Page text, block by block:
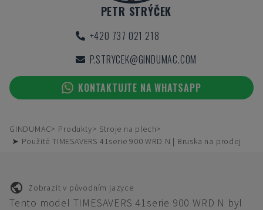
PETR STRÝČEK
+420 737 021 218
P.STRYCEK@GINDUMAC.COM
KONTAKTUJTE NA WHATSAPP
GINDUMAC Produkty
Stroje na plech
➤ Použité TIMESAVERS 41serie 900 WRD N | Bruska na prodej
Zobrazit v původním jazyce
Tento model TIMESAVERS 41serie 900 WRD N byl